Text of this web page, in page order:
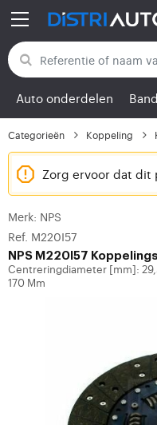
Terug naar
Auto onderdelen
Categorieën Koppeling
Zorg ervoor dat dit
Merk: NPS
Ref. M220I57
NPS M220I57
Centreringdiameter [mm]:
170 Mm